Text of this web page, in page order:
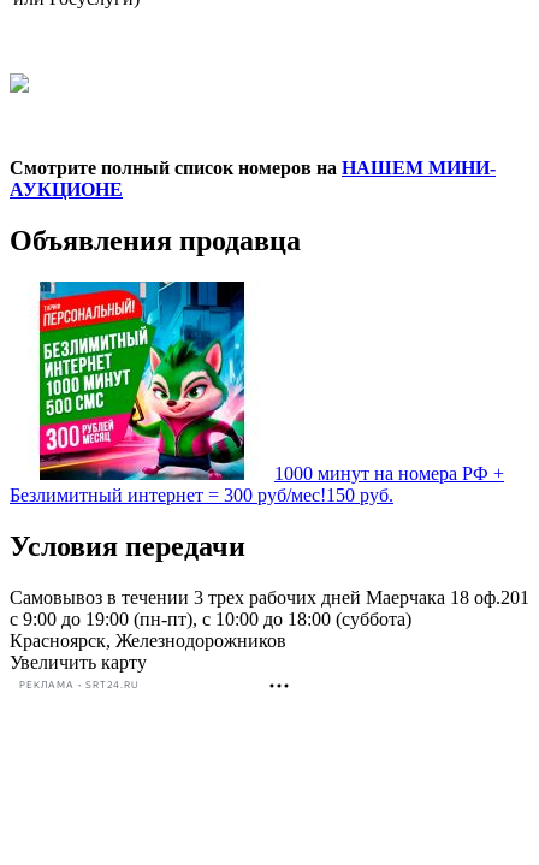
Смотрите полный список номеров на НАШЕМ МИНИ-
АУКЦИОНЕ
Объявления продавца
1000 минут на номера РФ +
Безлимитный интернет = 300 руб/мес!150 руб.
Условия передачи
Самовывоз в течении 3 трех рабочих дней Маерчака 18 оф.201
с 9:00 до 19:00 (пн-пт), с 10:00 до 18:00 (суббота)
Красноярск, Железнодорожников
Увеличить карту
РЕКЛАМА • SRT24.RU